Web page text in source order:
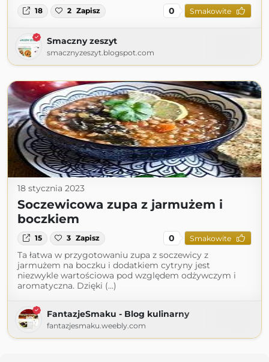
18 2 Zapisz 0 Smakowite
Smaczny zeszyt
smacznyzeszyt.blogspot.com
18 stycznia 2023
Soczewicowa zupa z jarmużem i
boczkiem
15 3 Zapisz 0 Smakowite
Ta łatwa w przygotowaniu zupa z soczewicy z
jarmużem na boczku i dodatkiem cytryny jest
niezwykle wartościowa pod względem odżywczym i
aromatyczna. Dzięki (...)
FantazjeSmaku - Blog kulinarny
fantazjesmaku.weebly.com